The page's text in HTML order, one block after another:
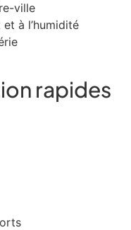
ville
à l’humidité
rapides